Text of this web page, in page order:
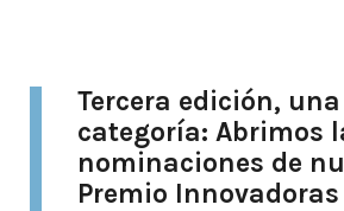
Tercera edición,
categoría: Abrimos
nominaciones de
Premio